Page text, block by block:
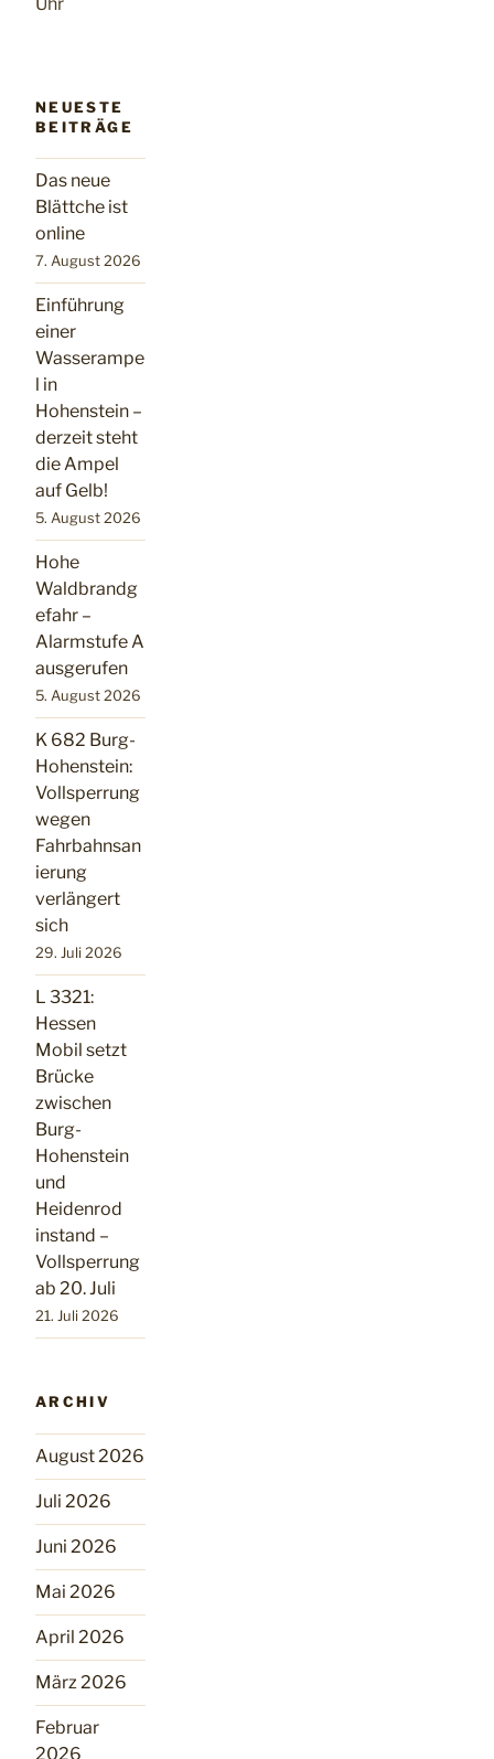
NEUESTE
BEITRÄGE
Das neue
Blättche ist
online
7. August 2026
Einführung
einer
Wasserampe
l in
Hohenstein –
derzeit steht
die Ampel
auf Gelb!
5. August 2026
Hohe
Waldbrandg
efahr –
Alarmstufe A
ausgerufen
5. August 2026
K 682 Burg-
Hohenstein:
Vollsperrung
wegen
Fahrbahnsan
ierung
verlängert
sich
29. Juli 2026
L 3321:
Hessen
Mobil setzt
Brücke
zwischen
Burg-
Hohenstein
und
Heidenrod
instand –
Vollsperrung
ab 20. Juli
21. Juli 2026
ARCHIV
August 2026
Juli 2026
Juni 2026
Mai 2026
April 2026
März 2026
Februar
2026